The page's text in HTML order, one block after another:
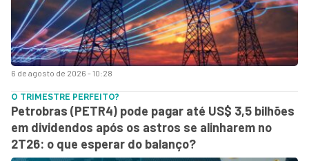
6 de agosto de 2026 - 10:28
O TRIMESTRE PERFEITO?
Petrobras (PETR4) pode pagar até US$ 3,5 bilhões
em dividendos após os astros se alinharem no
2T26: o que esperar do balanço?